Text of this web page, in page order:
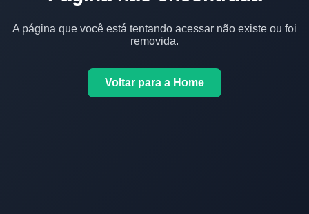
A página que você está tentando acessar não existe ou foi
removida.
Voltar para a Home